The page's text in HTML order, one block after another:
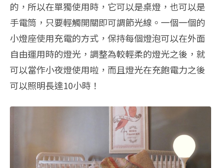
的，所以在單獨使用時，它可以是桌燈，也可以是
手電筒，只要輕觸開關即可調節光線。一個一個的
小燈座使用充電的方式，保持每個燈泡可以在外面
自由運用時的燈光，調整為較輕柔的燈光之後，就
可以當作小夜燈使用啦，而且燈光在充飽電力之後
可以照明長達10小時！